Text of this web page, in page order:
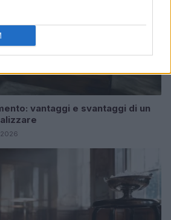
vantaggi e svantaggi di un